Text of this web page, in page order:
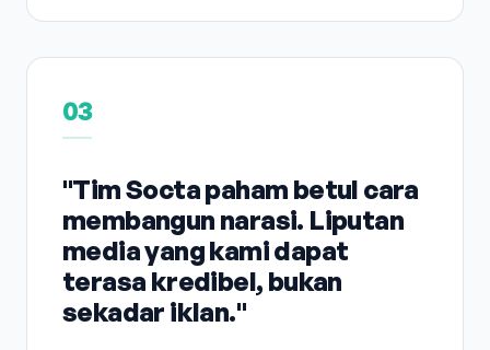
03
"Tim Socta paham betul cara
membangun narasi. Liputan
media yang kami dapat
terasa kredibel, bukan
sekadar iklan."